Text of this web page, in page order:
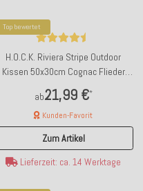
Top bewertet
H.O.C.K. Riviera Stripe Outdoor
Kissen 50x30cm Cognac Flieder
ab21,99 €*
Kunden-Favorit
Zum Artikel
Lieferzeit: ca. 14 Werktage